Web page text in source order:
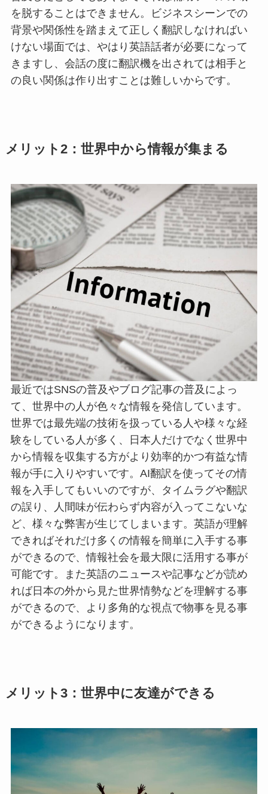
を脱することはできません。ビジネスシーンでの
背景や関係性を踏まえて正しく翻訳しなければい
けない場面では、やはり英語話者が必要になって
きますし、会話の度に翻訳機を出されては相手と
の良い関係は作り出すことは難しいからです。
メリット2：世界中から情報が集まる
最近ではSNSの普及やブログ記事の普及によっ
て、世界中の人が色々な情報を発信しています。
世界では最先端の技術を扱っている人や様々な経
験をしている人が多く、日本人だけでなく世界中
から情報を収集する方がより効率的かつ有益な情
報が手に入りやすいです。AI翻訳を使ってその情
報を入手してもいいのですが、タイムラグや翻訳
の誤り、人間味が伝わらず内容が入ってこないな
ど、様々な弊害が生じてしまいます。英語が理解
できればそれだけ多くの情報を簡単に入手する事
ができるので、情報社会を最大限に活用する事が
可能です。また英語のニュースや記事などが読め
れば日本の外から見た世界情勢などを理解する事
ができるので、より多角的な視点で物事を見る事
ができるようになります。
メリット3：世界中に友達ができる